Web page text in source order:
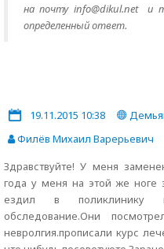
на почту info@dikul.net и
определенный ответ.
19.11.2015 10:38
Филёв Михаил Варерьевич
Здравствуйте! У меня
года у меня на этой же ноге
ездил в поликлинику
обследование.Они
невролгия.прописали курс